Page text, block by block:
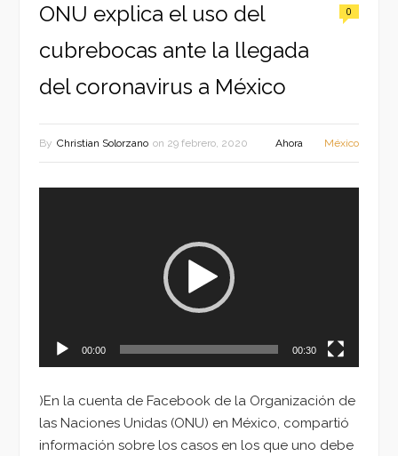
ONU explica el uso del
cubrebocas ante la llegada
del coronavirus a México
0
By Christian Solorzano on 29 febrero, 2020 Ahora México
00:00 00:30
)En la cuenta de Facebook de la Organización de
las Naciones Unidas (ONU) en México, compartió
información sobre los casos en los que uno debe